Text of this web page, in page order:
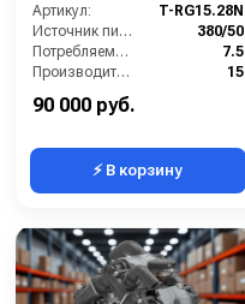
Артикул:
T-RG15.28N
Источник питания (~/В/Гц):
380/50
Потребляемая мощность (кВт):
7.5
Производительность (л/мин):
15
Давление (бар):
90 000 руб.
⚡ В корзину